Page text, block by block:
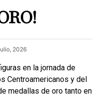
2026
en la jornada de
Centroamericanos y del
medallas de oro tanto en